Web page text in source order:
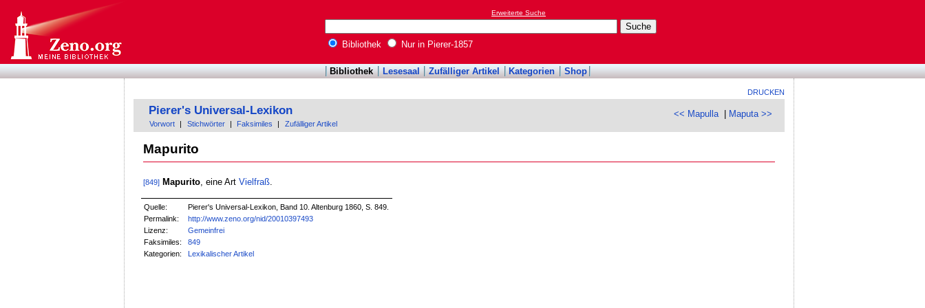
Erweiterte Suche
Bibliothek Nur in Pierer-1857
Bibliothek Lesesaal Zufälliger Artikel Kategorien Shop
DRUCKEN
<< Mapulla| Maputa >>
Pierer's Universal-Lexikon
Vorwort Stichwörter Faksimiles Zufälliger Artikel
Mapurito
[849] Mapurito, eine Art Vielfraß.
Quelle:
Pierer's Universal-Lexikon, Band 10. Altenburg 1860, S. 849.
Permalink:
http://www.zeno.org/nid/20010397493
Lizenz:
Gemeinfrei
Faksimiles:
849
Kategorien:
Lexikalischer Artikel